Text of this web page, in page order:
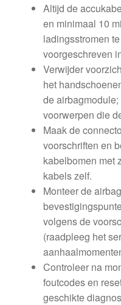
Altijd de
en minimaal 10
ladingsstromen
voorgeschreven
Verwijder
het
de
voorwerpen die
Maak de
voorschriften en
kabelbomen met
kabels zelf.
Monteer de
volgens de
(raadpleeg het
Controleer na
foutcodes en
geschikte